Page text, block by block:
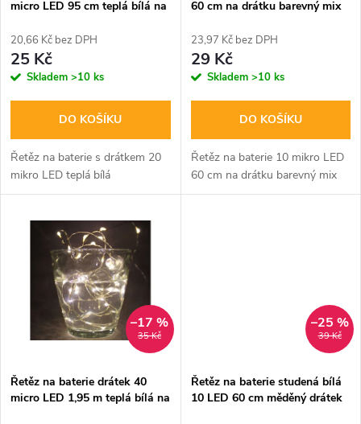
r
o
u
k
p
r
o
d
u
micro LED 95 cm teplá bílá na
20,66 Kč bez DPH
25 Kč
Skladem >10 ks
DO KOŠÍKU
Řetěz na baterie s drátkem 20
mikro LED teplá bílá
60 cm na drátku barevný mix
23,97 Kč bez DPH
29 Kč
Skladem >10 ks
DO KOŠÍKU
Řetěz na baterie 10 mikro LED
60 cm na drátku barevný mix
35 Kč
–17 %
Řetěz na baterie drátek 40
micro LED 1,95 m teplá bílá na
39 Kč
–25 %
Řetěz na baterie studená bílá
10 LED 60 cm měděný drátek